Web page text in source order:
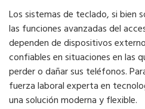
Los sistemas de teclado, si bien
las funciones avanzadas del
dependen de dispositivos
confiables en situaciones en las
perder o dañar sus teléfonos.
fuerza laboral experta en
una solución moderna y flexible.